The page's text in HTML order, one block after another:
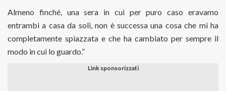
Almeno finché, una sera in cui per puro caso eravamo
entrambi a casa da soli, non è successa una cosa che mi ha
completamente spiazzata e che ha cambiato per sempre il
modo in cui lo guardo.”